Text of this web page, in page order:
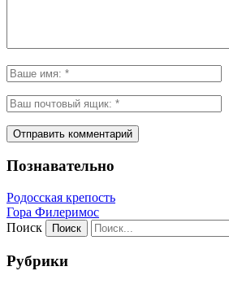
Познавательно
Родосская крепость
Гора Филеримос
Поиск
Рубрики